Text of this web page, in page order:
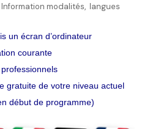
Information modalités, langues
un écran d’ordinateur
courante
gratuite de votre niveau actuel
début de programme)